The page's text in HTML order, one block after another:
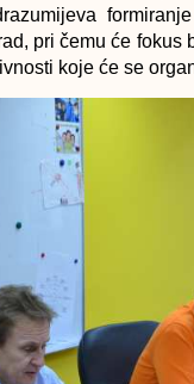
pri čemu će
koje će se